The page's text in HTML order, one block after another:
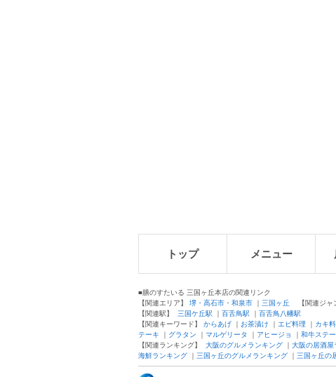
トップ メニュー
■膳のすたいる 三国ヶ丘本店の関連リンク
【関連エリア】 堺・高石市・和泉市 ｜ 三国ヶ丘 【関連ジャ
【関連駅】 三国ケ丘駅 ｜ 百舌鳥駅 ｜ 百舌鳥八幡駅
【関連キーワード】 からあげ ｜ お茶漬け ｜ エビ料理 ｜ カキ
テーキ ｜ グラタン ｜ マルゲリータ ｜ アヒージョ ｜ 和牛ステ
【関連ランキング】 大阪のグルメランキング ｜ 大阪の居酒屋
海鮮ランキング ｜ 三国ヶ丘のグルメランキング ｜ 三国ヶ丘の